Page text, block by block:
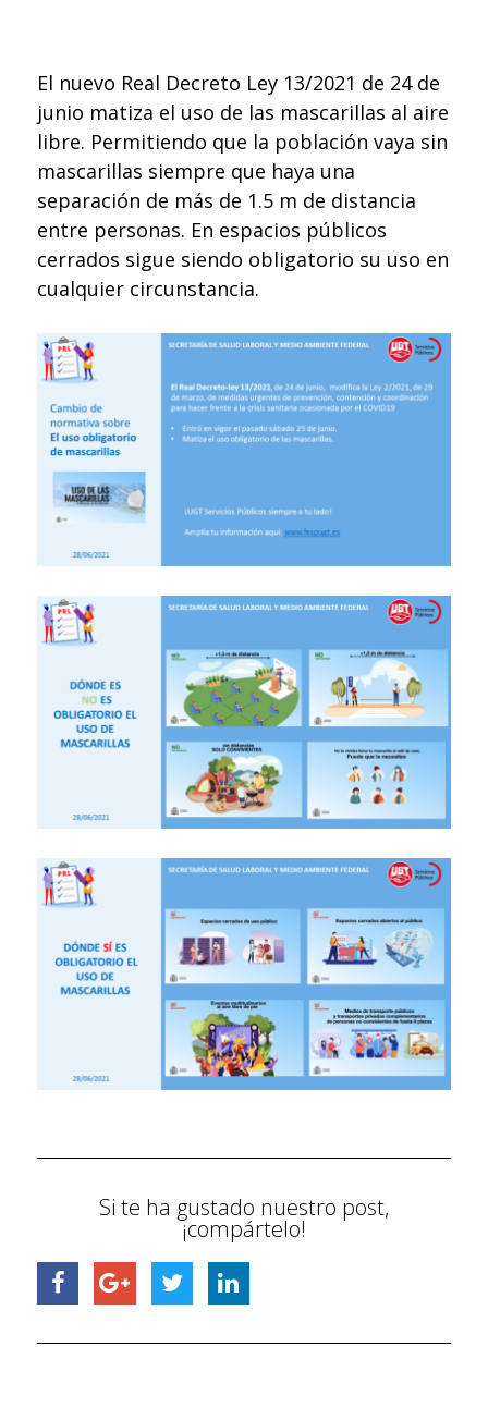
El nuevo Real Decreto Ley 13/2021 de 24 de
junio matiza el uso de las mascarillas al aire
libre. Permitiendo que la población vaya sin
mascarillas siempre que haya una
separación de más de 1.5 m de distancia
entre personas. En espacios públicos
cerrados sigue siendo obligatorio su uso en
cualquier circunstancia.
Si te ha gustado nuestro post,
¡compártelo!